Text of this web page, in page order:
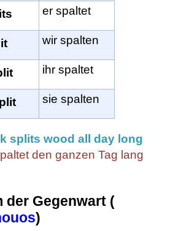
er spaltet
wir spalten
ihr spaltet
sie spalten
splits wood all day long
den ganzen Tag lang
der Gegenwart (
)